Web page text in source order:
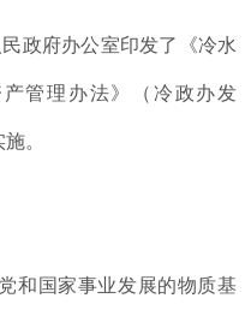
政府办公室印发了 《冷水
管理办法》（ 冷政办发
施。
和国家事业发展的物质基